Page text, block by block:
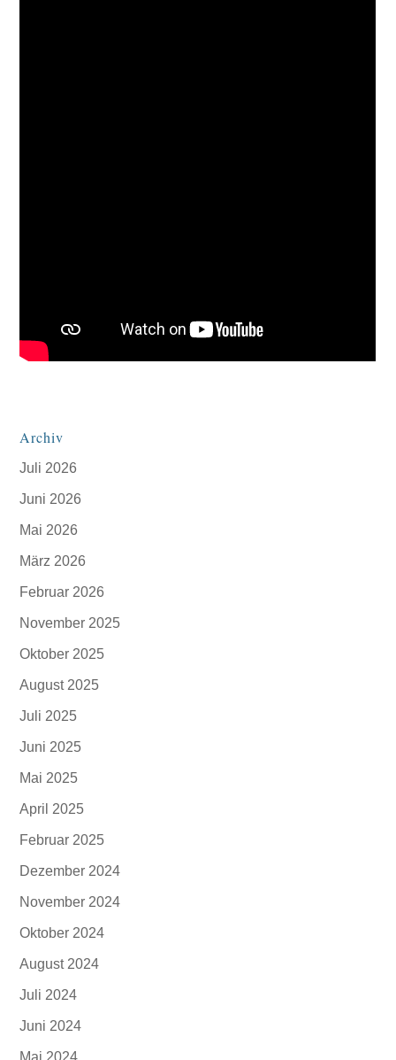
Archiv
Juli 2026
Juni 2026
Mai 2026
März 2026
Februar 2026
November 2025
Oktober 2025
August 2025
Juli 2025
Juni 2025
Mai 2025
April 2025
Februar 2025
Dezember 2024
November 2024
Oktober 2024
August 2024
Juli 2024
Juni 2024
Mai 2024